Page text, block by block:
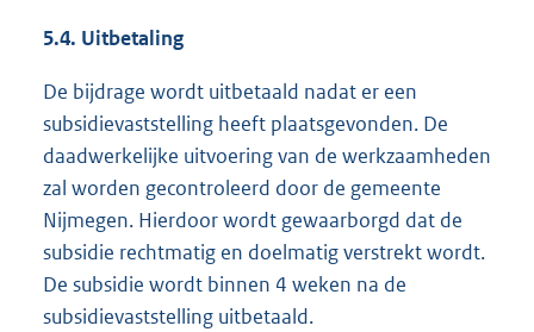
5.4. Uitbetaling
De bijdrage wordt uitbetaald nadat er een
subsidievaststelling heeft plaatsgevonden. De
daadwerkelijke uitvoering van de werkzaamheden
zal worden gecontroleerd door de gemeente
Nijmegen. Hierdoor wordt gewaarborgd dat de
subsidie rechtmatig en doelmatig verstrekt wordt.
De subsidie wordt binnen 4 weken na de
subsidievaststelling uitbetaald.